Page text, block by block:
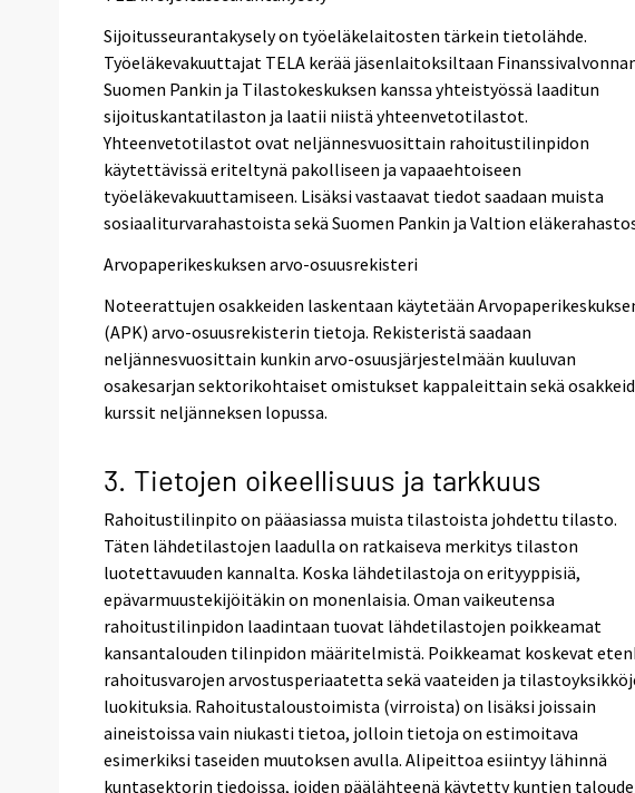
Sijoitusseurantakysely on työeläkelaitosten tärkein tietolähde.
Työeläkevakuuttajat TELA kerää jäsenlaitoksiltaan
Suomen Pankin ja Tilastokeskuksen kanssa yhteistyössä laaditun
sijoituskantatilaston ja laatii niistä yhteenvetotilastot.
Yhteenvetotilastot ovat neljännesvuosittain rahoitustilinpidon
käytettävissä eriteltynä pakolliseen ja vapaaehtoiseen
työeläkevakuuttamiseen. Lisäksi vastaavat tiedot saadaan muista
sosiaaliturvarahastoista sekä Suomen Pankin ja Valtion
Arvopaperikeskuksen arvo-osuusrekisteri
Noteerattujen osakkeiden laskentaan käytetään
(APK) arvo-osuusrekisterin tietoja. Rekisteristä saadaan
neljännesvuosittain kunkin arvo-osuusjärjestelmään kuuluvan
osakesarjan sektorikohtaiset omistukset kappaleittain sekä
kurssit neljänneksen lopussa.
3. Tietojen oikeellisuus ja tarkkuus
Rahoitustilinpito on pääasiassa muista tilastoista johdettu tilasto.
Täten lähdetilastojen laadulla on ratkaiseva merkitys tilaston
luotettavuuden kannalta. Koska lähdetilastoja on erityyppisiä,
epävarmuustekijöitäkin on monenlaisia. Oman vaikeutensa
rahoitustilinpidon laadintaan tuovat lähdetilastojen poikkeamat
kansantalouden tilinpidon määritelmistä. Poikkeamat koskevat
rahoitusvarojen arvostusperiaatetta sekä vaateiden ja
luokituksia. Rahoitustaloustoimista (virroista) on lisäksi joissain
aineistoissa vain niukasti tietoa, jolloin tietoja on estimoitava
esimerkiksi taseiden muutoksen avulla. Alipeittoa esiintyy lähinnä
kuntasektorin tiedoissa, joiden päälähteenä käytetty kuntien